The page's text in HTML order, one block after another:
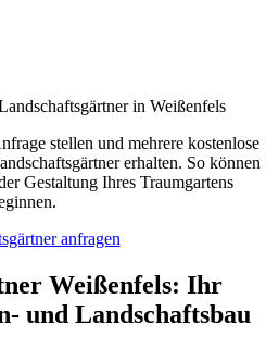
in Weißenfels
stellen und mehrere kostenlose
erhalten. So können
Gestaltung Ihres Traumgartens
anfragen
Weißenfels: Ihr
und Landschaftsbau